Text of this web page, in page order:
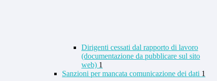
Dirigenti cessati dal rapporto di lavoro
(documentazione da pubblicare sul sito
web) 1
Sanzioni per mancata comunicazione dei dati 1